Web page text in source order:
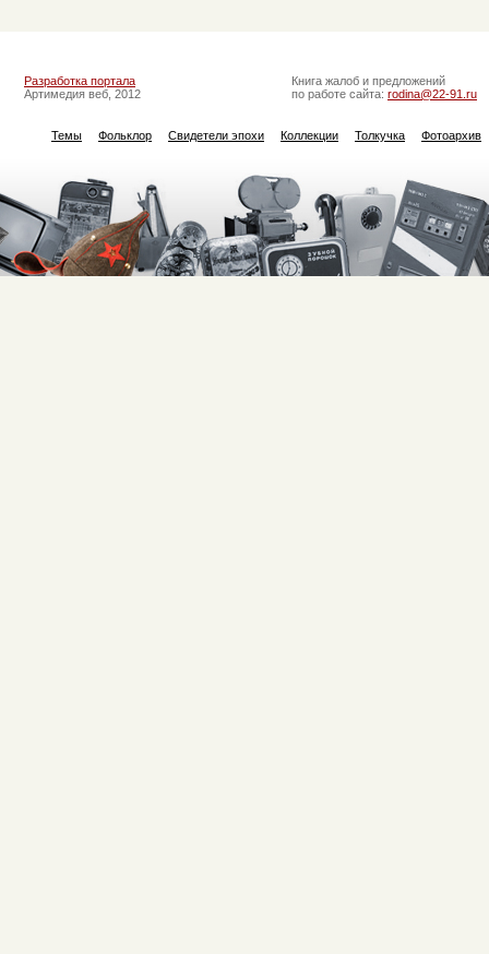
Разработка портала
Артимедия веб, 2012
Книга жалоб и предложений
по работе сайта: rodina@22-91.ru
Темы Фольклор Свидетели эпохи Коллекции Толкучка Фотоархив